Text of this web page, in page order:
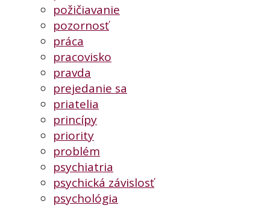
požičiavanie
pozornosť
práca
pracovisko
pravda
prejedanie sa
priatelia
princípy
priority
problém
psychiatria
psychická závislosť
psychológia